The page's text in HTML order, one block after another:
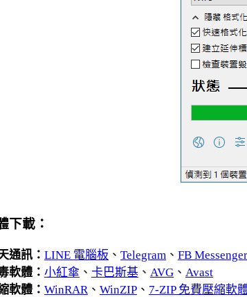
下載：
通訊： LINE 電腦板 、 Telegram、 FB Messenger
軟體： 小紅傘 、 卡巴斯基、 AVG、 Avast
軟體： WinRAR、 WinZIP、 7-ZIP 免費壓縮軟